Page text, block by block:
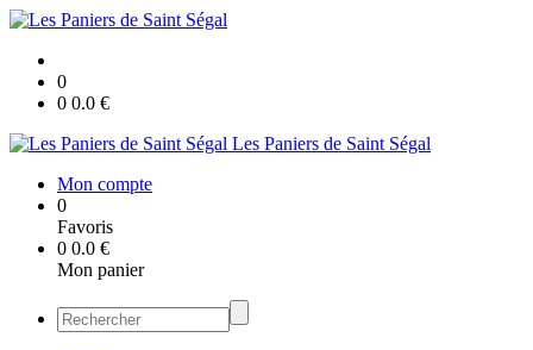
0
0 0.0 €
Les Paniers de Saint Ségal
Mon compte
0
Favoris
0 0.0 €
Mon panier